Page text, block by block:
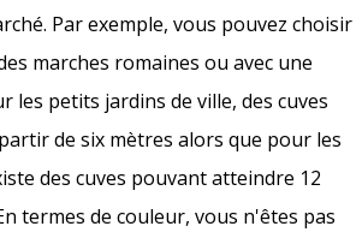
Par exemple, vous pouvez choisir
marches romaines ou avec une
les petits jardins de ville, des cuves
de six mètres alors que pour les
des cuves pouvant atteindre 12
termes de couleur, vous n'êtes pas